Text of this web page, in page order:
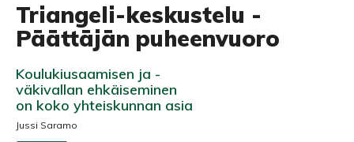
Triangeli-keskustelu -
Päättäjän puheenvuoro
Koulukiusaamisen ja -
väkivallan ehkäiseminen
on koko yhteiskunnan asia
Jussi Saramo